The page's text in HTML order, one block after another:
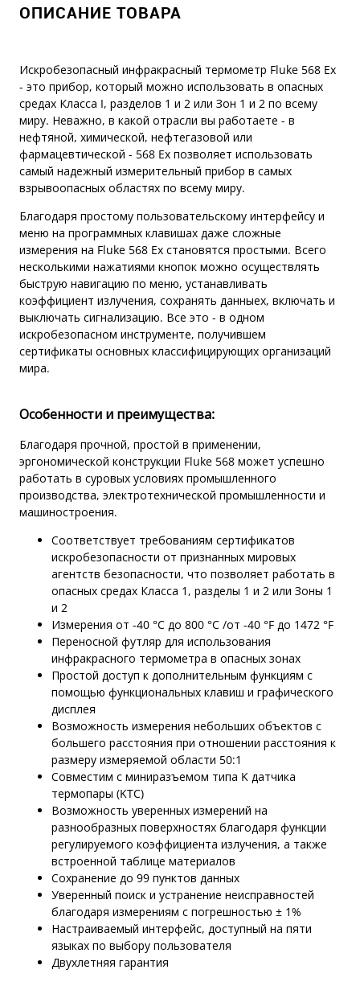
ОПИСАНИЕ ТОВАРА
Искробезопасный инфракрасный термометр Fluke 568 Ex
- это прибор, который можно использовать в опасных
средах Класса I, разделов 1 и 2 или Зон 1 и 2 по всему
миру. Неважно, в какой отрасли вы работаете - в
нефтяной, химической, нефтегазовой или
фармацевтической - 568 Ex позволяет использовать
самый надежный измерительный прибор в самых
взрывоопасных областях по всему миру.
Благодаря простому пользовательскому интерфейсу и
меню на программных клавишах даже сложные
измерения на Fluke 568 Ex становятся простыми. Всего
несколькими нажатиями кнопок можно осуществлять
быструю навигацию по меню, устанавливать
коэффициент излучения, сохранять данныех, включать и
выключать сигнализацию. Все это - в одном
искробезопасном инструменте, получившем
сертификаты основных классифицирующих организаций
мира.
Особенности и преимущества:
Благодаря прочной, простой в применении,
эргономической конструкции Fluke 568 может успешно
работать в суровых условиях промышленного
производства, электротехнической промышленности и
машиностроения.
Соответствует требованиям сертификатов
искробезопасности от признанных мировых
агентств безопасности, что позволяет работать в
опасных средах Класса 1, разделы 1 и 2 или Зоны 1
и 2
Измерения от -40 °C до 800 °C /от -40 °F до 1472 °F
Переносной футляр для использования
инфракрасного термометра в опасных зонах
Простой доступ к дополнительным функциям с
помощью функциональных клавиш и графического
дисплея
Возможность измерения небольших объектов с
большего расстояния при отношении расстояния к
размеру измеряемой области 50:1
Совместим с миниразъемом типа K датчика
термопары (KTC)
Возможность уверенных измерений на
разнообразных поверхностях благодаря функции
регулируемого коэффициента излучения, а также
встроенной таблице материалов
Сохранение до 99 пунктов данных
Уверенный поиск и устранение неисправностей
благодаря измерениям с погрешностью ± 1%
Настраиваемый интерфейс, доступный на пяти
языках по выбору пользователя
Двухлетняя гарантия